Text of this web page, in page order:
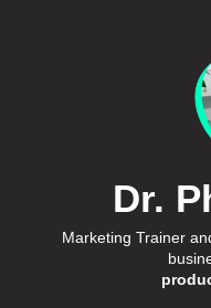
Dr.
Marketing Trainer